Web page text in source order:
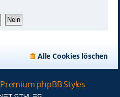
Alle Cookies löschen
Premium phpBB Styles